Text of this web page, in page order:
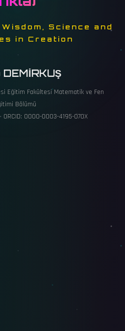
Science and
in Creation
Eğitim Fakültesi Matematik ve Fen
Bölümü
• ORCID: 0000-0003-4195-070X